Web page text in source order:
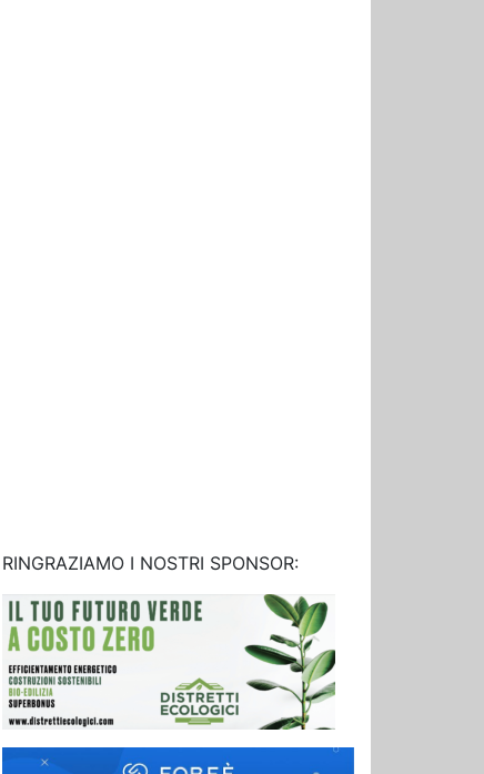
RINGRAZIAMO I NOSTRI SPONSOR: